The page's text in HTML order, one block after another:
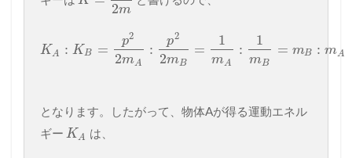
2m
KA : KB =
p2
2mA
:
p2
2mB
=
1
mA
:
1
mB
= mB : mA
となります。したがって、物体Aが得る運動エネル
ギー KA は、